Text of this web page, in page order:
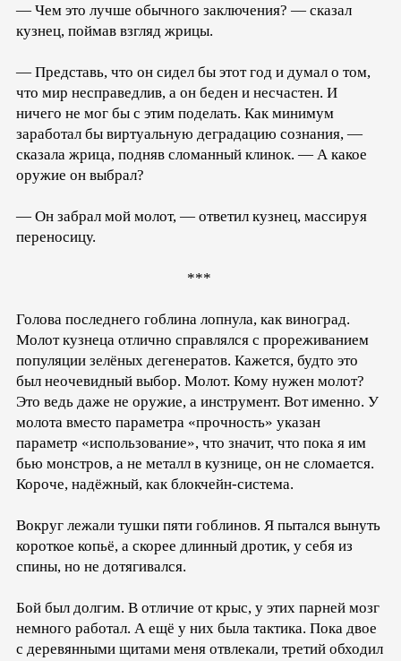
— Чем это лучше обычного заключения? — сказал
кузнец, поймав взгляд жрицы.
— Представь, что он сидел бы этот год и думал о том,
что мир несправедлив, а он беден и несчастен. И
ничего не мог бы с этим поделать. Как минимум
заработал бы виртуальную деградацию сознания, —
сказала жрица, подняв сломанный клинок. — А какое
оружие он выбрал?
— Он забрал мой молот, — ответил кузнец, массируя
переносицу.
***
Голова последнего гоблина лопнула, как виноград.
Молот кузнеца отлично справлялся с прореживанием
популяции зелёных дегенератов. Кажется, будто это
был неочевидный выбор. Молот. Кому нужен молот?
Это ведь даже не оружие, а инструмент. Вот именно. У
молота вместо параметра «прочность» указан
параметр «использование», что значит, что пока я им
бью монстров, а не металл в кузнице, он не сломается.
Короче, надёжный, как блокчейн-система.
Вокруг лежали тушки пяти гоблинов. Я пытался вынуть
короткое копьё, а скорее длинный дротик, у себя из
спины, но не дотягивался.
Бой был долгим. В отличие от крыс, у этих парней мозг
немного работал. А ещё у них была тактика. Пока двое
с деревянными щитами меня отвлекали, третий обходил